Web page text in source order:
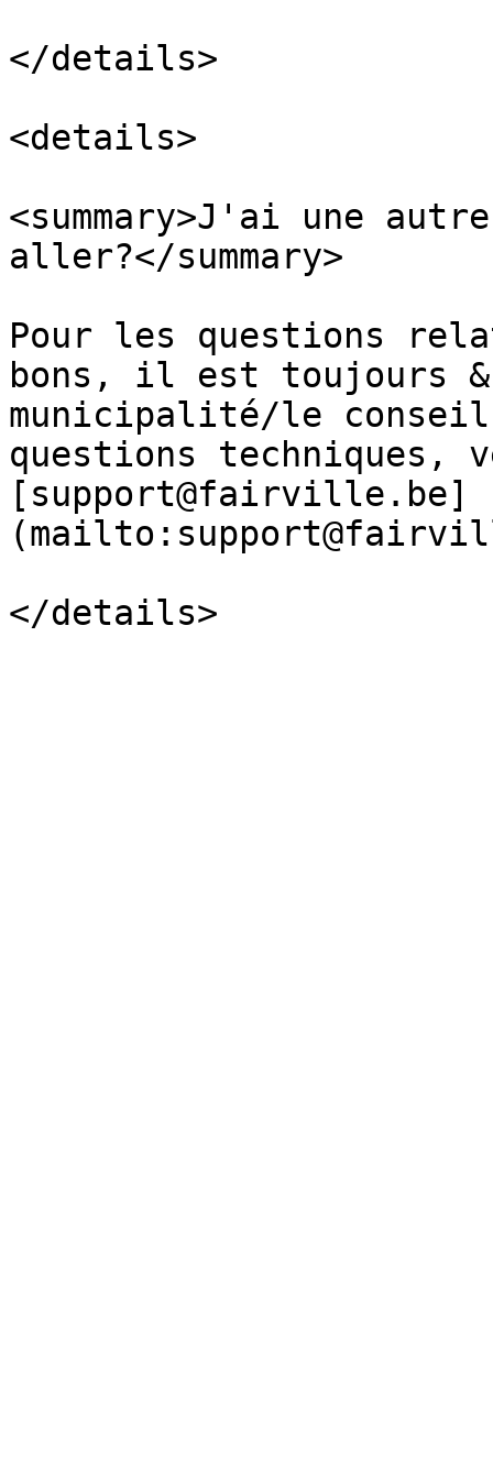
</details>
<details>
<summary>J'ai une
aller?</summary>
Pour les questions
bons, il est toujours
municipalité/le
questions techniques,
[support@fairville.be]